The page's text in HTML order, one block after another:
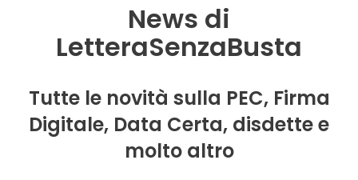
News di
LetteraSenzaBusta
Tutte le novità sulla PEC, Firma
Digitale, Data Certa, disdette e
molto altro